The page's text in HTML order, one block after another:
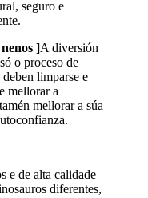
seguro e
]A diversión
o proceso de
deben limparse e
mellorar a
mellorar a súa